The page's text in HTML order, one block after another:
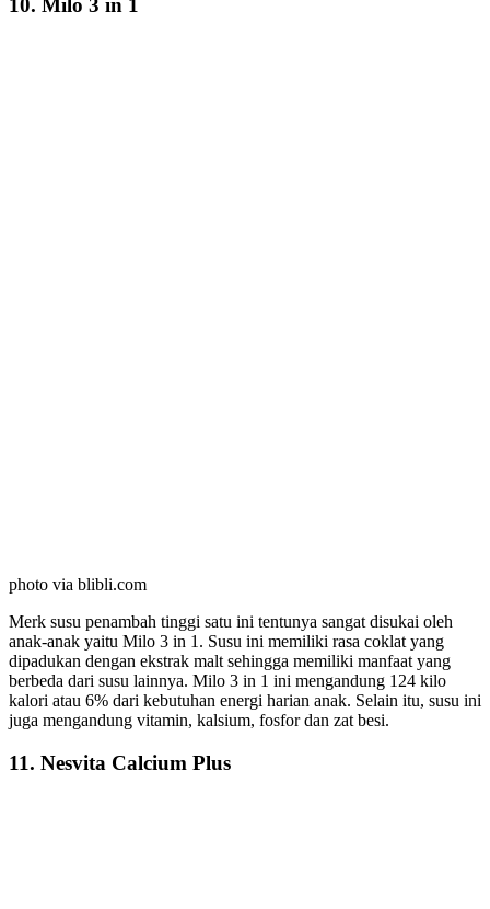
10. Milo 3 in 1
photo via blibli.com
Merk susu penambah tinggi satu ini tentunya sangat disukai oleh
anak-anak yaitu Milo 3 in 1. Susu ini memiliki rasa coklat yang
dipadukan dengan ekstrak malt sehingga memiliki manfaat yang
berbeda dari susu lainnya. Milo 3 in 1 ini mengandung 124 kilo
kalori atau 6% dari kebutuhan energi harian anak. Selain itu, susu ini
juga mengandung vitamin, kalsium, fosfor dan zat besi.
11. Nesvita Calcium Plus